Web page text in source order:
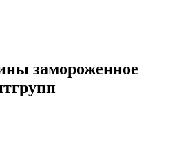
замороженное